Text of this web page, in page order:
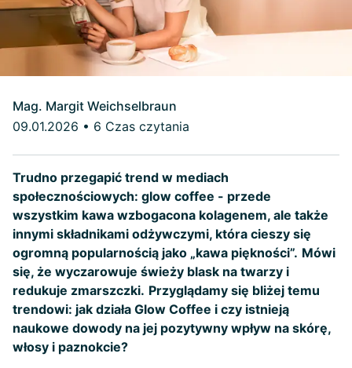
Mag. Margit Weichselbraun
09.01.2026 • 6 Czas czytania
Trudno przegapić trend w mediach
społecznościowych: glow coffee - przede
wszystkim kawa wzbogacona kolagenem, ale także
innymi składnikami odżywczymi, która cieszy się
ogromną popularnością jako „kawa piękności”. Mówi
się, że wyczarowuje świeży blask na twarzy i
redukuje zmarszczki. Przyglądamy się bliżej temu
trendowi: jak działa Glow Coffee i czy istnieją
naukowe dowody na jej pozytywny wpływ na skórę,
włosy i paznokcie?